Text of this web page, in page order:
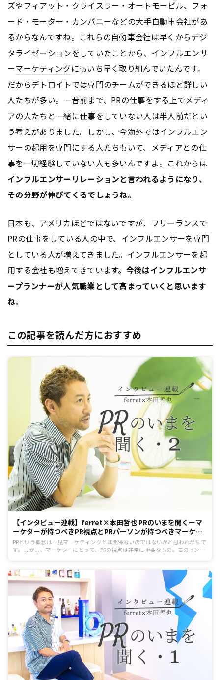
ズやフィアット・クライスラー・オートモービル、フォ
ード・モーター・カンパニーなどの大手自動車会社があ
るからなんですね。これらの自動車会社は早くからデジ
タライゼーションをしていたことから、インフルエンサ
ーマーケティングにもいち早く取り組んでいたんです。
だからデトロイトでは専門のチームができるほど詳しい
人たちが多い。一昔前まで、PRの仕事をする上でメディ
アの人たちと一緒に仕事をしていない人は半人前だとい
う考えがありました。しかし、今海外ではインフルエン
サーの起用を専門にする人たちもいて、メディアとの仕
事を一切経験していない人も多いんですよ。これからは
インフルエンサーリレーションと言われるようになり、
その分野が伸びてくるでしょうね。
日本も、アメリカほどではないですが、フリーランスで
PRの仕事をしている人の中で、インフルエンサーを専門
としている人が増えてきました。インフルエンサーを起
用する会社も増えてきています。 今後はインフルエンサ
ープランナーが人気職業として高まっていくと思います
ね。
この記事を読んだ方におすすめ
【インタビュー連載】ferret×本田哲也 PRのいまを聞くーマ
ーケターが持つべきPR視点とPRパーソンが持つべきマーケテ
ィング視点とは？
PRという概念は一見マーケティングとは関係ないのではないかと思われがちで
す。しかし、マーケターにとって、PRの視点は非常に重要なもの。このインタ
ンが持つべきマーケティング視点」です。